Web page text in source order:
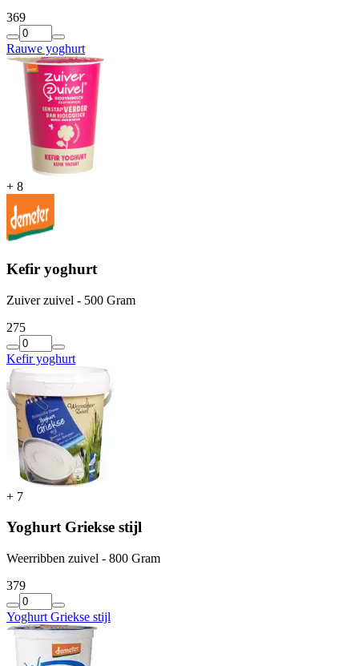
369
Rauwe yoghurt
+ 8
Kefir yoghurt
Zuiver zuivel - 500 Gram
275
Kefir yoghurt
+ 7
Yoghurt Griekse stijl
Weerribben zuivel - 800 Gram
379
Yoghurt Griekse stijl